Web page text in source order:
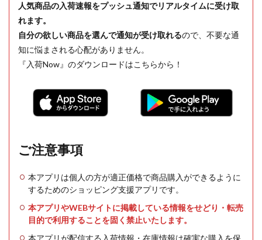
人気商品の入荷速報をプッシュ通知でリアルタイムに受け取
れます。
自分の欲しい商品を選んで通知が受け取れるので、不要な通
知に悩まされる心配がありません。
『入荷Now』のダウンロードはこちらから！
ご注意事項
本アプリは個人の方が適正価格で商品購入ができるように
するためのショッピング支援アプリです。
本アプリやWEBサイトに掲載している情報をせどり・転売
目的で利用することを固く禁止いたします。
本アプリが配信する入荷情報・在庫情報は確実な購入を保